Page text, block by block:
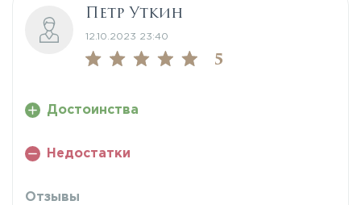
Петр Уткин
12.10.2023 23:40
5
Достоинства
Недостатки
Отзывы